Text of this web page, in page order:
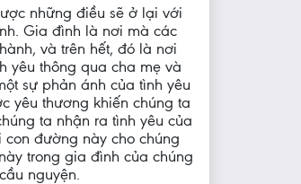
những điều sẽ ở lại với
Gia đình là nơi mà các
và trên hết, đó là nơi
yêu thông qua cha mẹ và
sự phản ánh của tình yêu
yêu thương khiến chúng ta
ta nhận ra tình yêu của
đường này cho chúng
trong gia đình của chúng
nguyện.